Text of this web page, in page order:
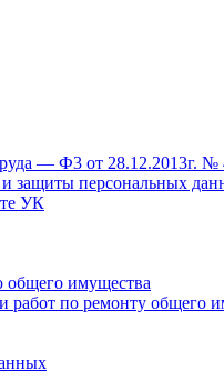
— Ф3 от 28.12.2013г.
защиты персональных
УК
общего имущества
работ по ремонту общего